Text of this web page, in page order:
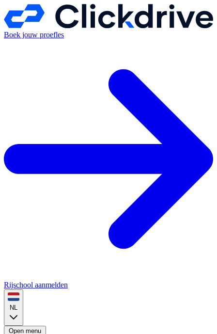
Boek jouw proefles
Rijschool aanmelden
NL
Open menu